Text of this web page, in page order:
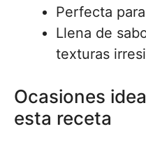
Perfecta
Llena de
texturas
Ocasiones
esta receta